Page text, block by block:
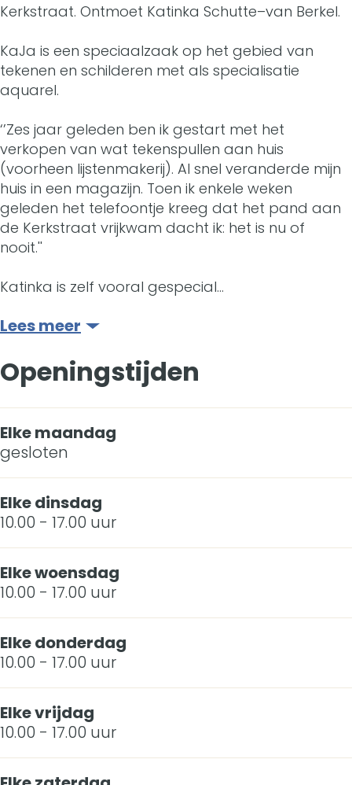
i
s
t
e
r
a
l
s
a
t
e
i
a
l
s
r
i
a
s
M
a
t
r
i
a
l
K
a
J
a
A
r
t
M
a
t
r
i
a
l
s
m
K
a
a
A
r
t
a
e
r
i
a
l
Kerkstraat. Ontmoet Katinka Schutte–van Berkel.
KaJa is een speciaalzaak op het gebied van
tekenen en schilderen met als specialisatie
aquarel.
‘’Zes jaar geleden ben ik gestart met het
verkopen van wat tekenspullen aan huis
(voorheen lijstenmakerij). Al snel veranderde mijn
huis in een magazijn. Toen ik enkele weken
geleden het telefoontje kreeg dat het pand aan
de Kerkstraat vrijkwam dacht ik: het is nu of
nooit.''
Katinka is zelf vooral gespecial…
Lees meer
Openingstijden
Elke maandag
gesloten
Elke dinsdag
10.00 - 17.00 uur
Elke woensdag
10.00 - 17.00 uur
Elke donderdag
10.00 - 17.00 uur
Elke vrijdag
10.00 - 17.00 uur